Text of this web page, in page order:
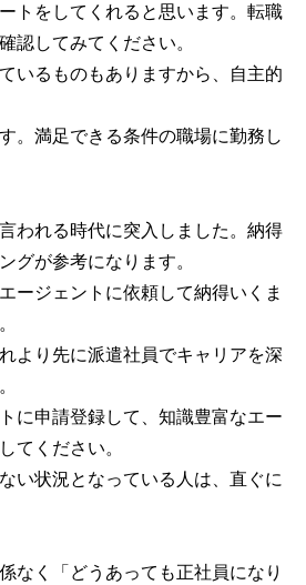
トをしてくれると思います。転職
認してみてください。
いるものもありますから、自主的
。満足できる条件の職場に勤務し
われる時代に突入しました。納得
グが参考になります。
ージェントに依頼して納得いくま
より先に派遣社員でキャリアを深
に申請登録して、知識豊富なエー
てください。
い状況となっている人は、直ぐに
なく「どうあっても正社員になり